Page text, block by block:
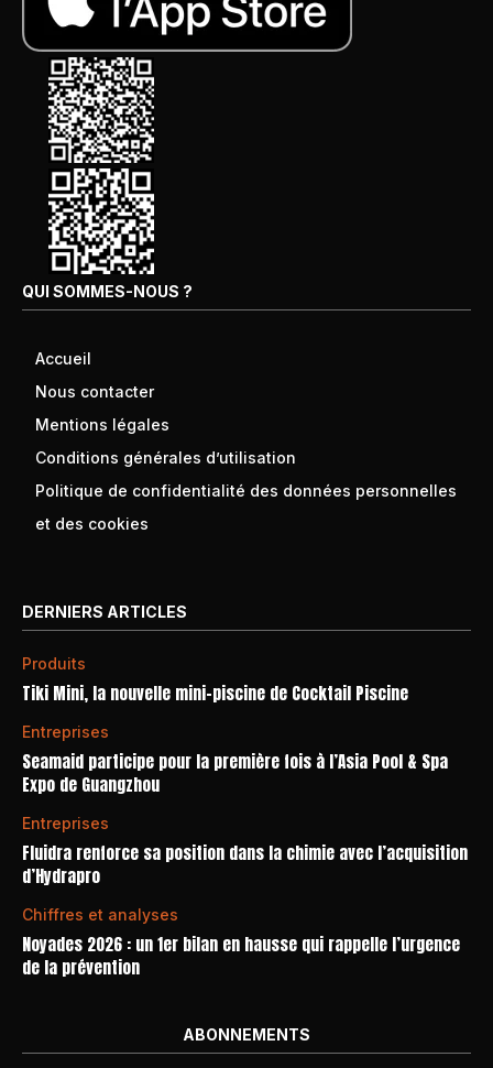
QUI SOMMES-NOUS ?
Accueil
Nous contacter
Mentions légales
Conditions générales d’utilisation
Politique de confidentialité des données personnelles
et des cookies
DERNIERS ARTICLES
Produits
Tiki Mini, la nouvelle mini-piscine de Cocktail Piscine
Entreprises
Seamaid participe pour la première fois à l’Asia Pool & Spa
Expo de Guangzhou
Entreprises
Fluidra renforce sa position dans la chimie avec l’acquisition
d’Hydrapro
Chiffres et analyses
Noyades 2026 : un 1er bilan en hausse qui rappelle l’urgence
de la prévention
ABONNEMENTS